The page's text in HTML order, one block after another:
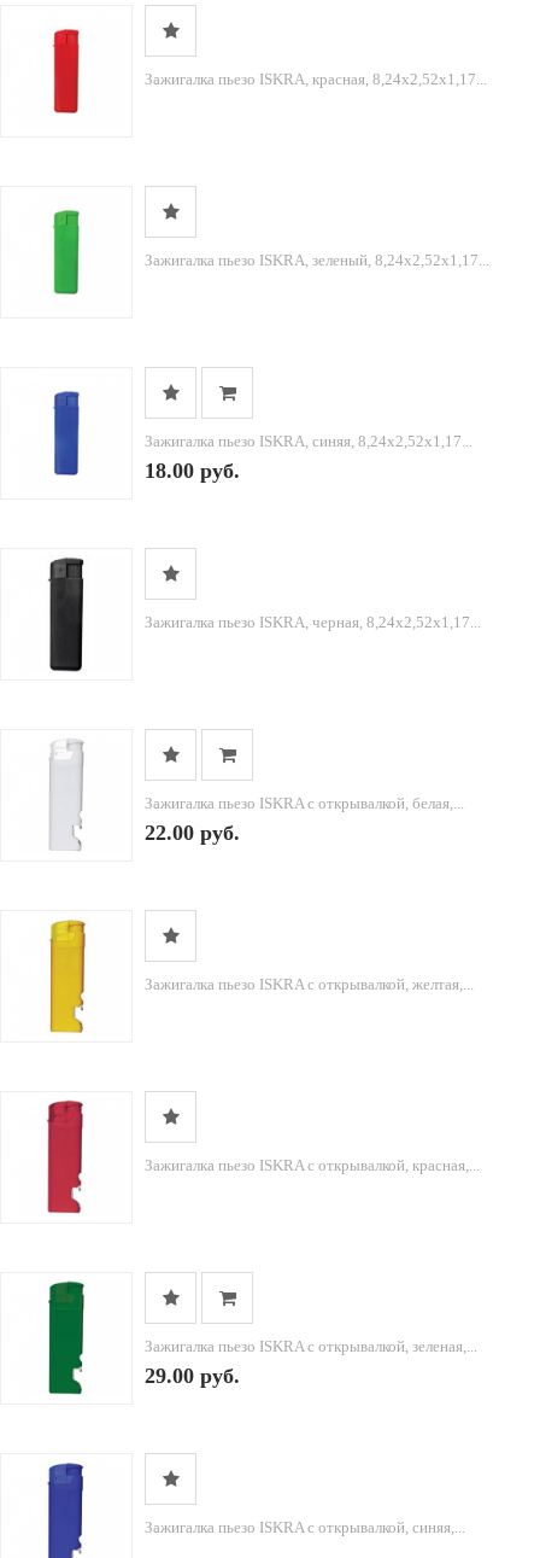
Зажигалка пьезо ISKRA, красная, 8,24х2,52х1,17...
Зажигалка пьезо ISKRA, зеленый, 8,24х2,52х1,17...
Зажигалка пьезо ISKRA, синяя, 8,24х2,52х1,17...
18.00 руб.
Зажигалка пьезо ISKRA, черная, 8,24х2,52х1,17...
Зажигалка пьезо ISKRA с открывалкой, белая,...
22.00 руб.
Зажигалка пьезо ISKRA с открывалкой, желтая,...
Зажигалка пьезо ISKRA с открывалкой, красная,...
Зажигалка пьезо ISKRA с открывалкой, зеленая,...
29.00 руб.
Зажигалка пьезо ISKRA с открывалкой, синяя,...